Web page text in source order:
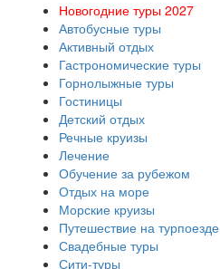
Новогодние туры 2027
Автобусные туры
Активный отдых
Гастрономические туры
Горнолыжные туры
Гостиницы
Детский отдых
Речные круизы
Лечение
Обучение за рубежом
Отдых на море
Морские круизы
Путешествие на турпоезде
Свадебные туры
Сити-туры